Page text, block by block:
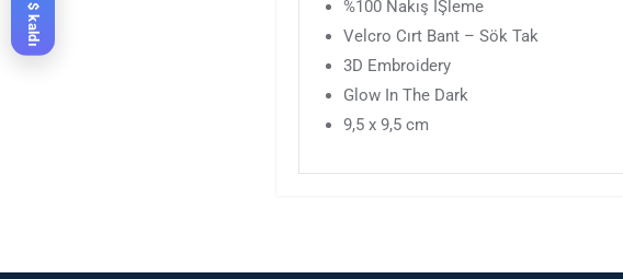
%100 Nakış İŞleme
Velcro Cırt Bant – Sök Tak
3D Embroidery
Glow In The Dark
9,5 x 9,5 cm